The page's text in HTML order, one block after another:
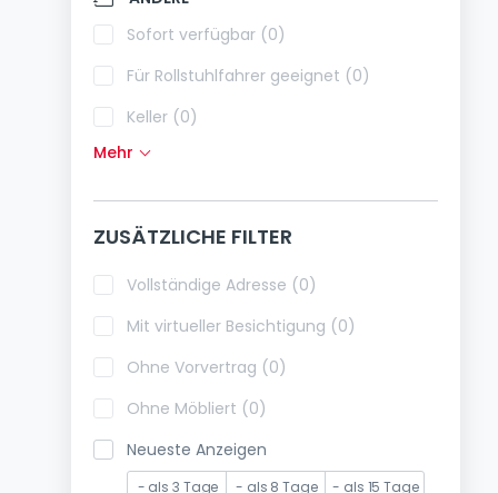
Klimaanlagen (0)
Glasfaser (0)
Sofort verfügbar (0)
Für Rollstuhlfahrer geeignet (0)
Keller (0)
Dachboden (0)
Fahrstuhl (0)
immobilienleibrente (0)
Ferienimmobilien (0)
Mehr
ZUSÄTZLICHE FILTER
Vollständige Adresse (0)
Mit virtueller Besichtigung (0)
Ohne Vorvertrag (0)
Ohne Möbliert (0)
Neueste Anzeigen
- als 3 Tage - als 8 Tage - als 15 Tage